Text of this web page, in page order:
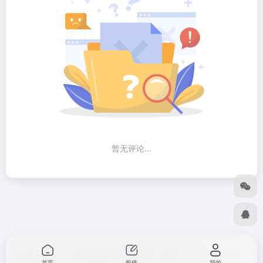
暂无评论...
Copyright © 2026 冀ICP备2025118063号-1